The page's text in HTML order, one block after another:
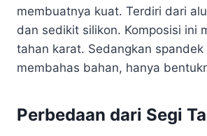
membuatnya kuat. Terdiri dari
dan sedikit silikon. Komposisi ini
tahan karat. Sedangkan
membahas bahan, hanya
Perbedaan dari Segi